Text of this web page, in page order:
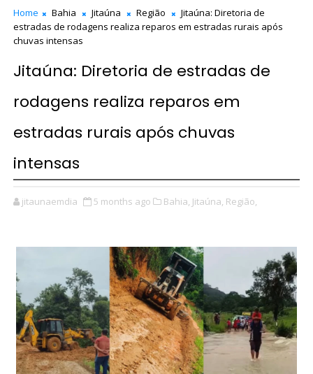
Home Bahia Jitaúna Região
Jitaúna: Diretoria de
estradas de rodagens realiza reparos em estradas rurais após
chuvas intensas
Jitaúna: Diretoria de estradas de
rodagens realiza reparos em
estradas rurais após chuvas
intensas
jitaunaemdia 5 months ago Bahia, Jitaúna, Região,